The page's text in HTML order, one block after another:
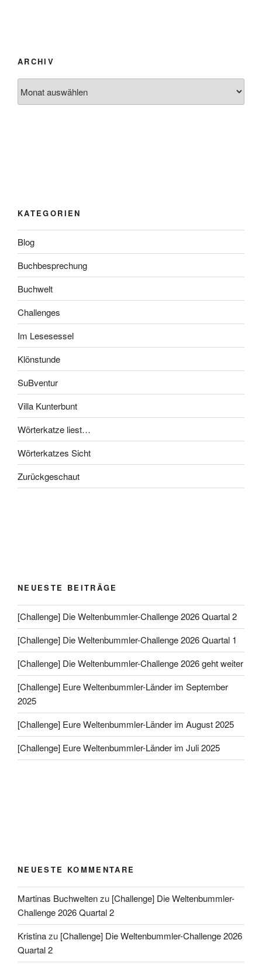
ARCHIV
KATEGORIEN
Blog
Buchbesprechung
Buchwelt
Challenges
Im Lesesessel
Klönstunde
SuBventur
Villa Kunterbunt
Wörterkatze liest…
Wörterkatzes Sicht
Zurückgeschaut
NEUESTE BEITRÄGE
[Challenge] Die Weltenbummler-Challenge 2026 Quartal 2
[Challenge] Die Weltenbummler-Challenge 2026 Quartal 1
[Challenge] Die Weltenbummler-Challenge 2026 geht weiter
[Challenge] Eure Weltenbummler-Länder im September
2025
[Challenge] Eure Weltenbummler-Länder im August 2025
[Challenge] Eure Weltenbummler-Länder im Juli 2025
NEUESTE KOMMENTARE
Martinas Buchweltenzu [Challenge] Die Weltenbummler-
Challenge 2026 Quartal 2
Kristinazu [Challenge] Die Weltenbummler-Challenge 2026
Quartal 2